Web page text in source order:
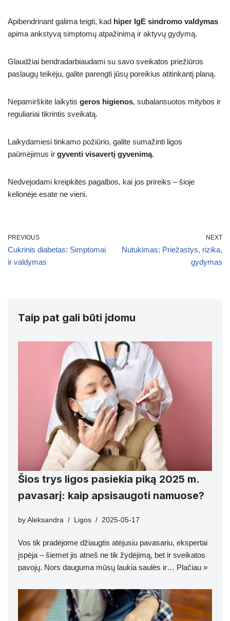
Apibendrinant galima teigti, kad hiper IgE sindromo valdymas
apima ankstyvą simptomų atpažinimą ir aktyvų gydymą.
Glaudžiai bendradarbiaudami su savo sveikatos priežiūros
paslaugų teikėju, galite parengti jūsų poreikius atitinkantį planą.
Nepamirškite laikytis geros higienos, subalansuotos mitybos ir
reguliariai tikrintis sveikatą.
Laikydamiesi tinkamo požiūrio, galite sumažinti ligos
paūmėjimus ir gyventi visavertį gyvenimą.
Nedvejodami kreipkitės pagalbos, kai jos prireiks – šioje
kelionėje esate ne vieni.
PREVIOUS
Cukrinis diabetas: Simptomai
ir valdymas
NEXT
Nutukimas: Priežastys, rizika,
gydymas
Taip pat gali būti įdomu
Šios trys ligos pasiekia piką 2025 m.
pavasarį: kaip apsisaugoti namuose?
by Aleksandra Ligos 2025-05-17
Vos tik pradėjome džiaugtis atėjusiu pavasariu, ekspertai
įspėja – šiemet jis atneš ne tik žydėjimą, bet ir sveikatos
pavojų. Nors dauguma mūsų laukia saulės ir… Plačiau »